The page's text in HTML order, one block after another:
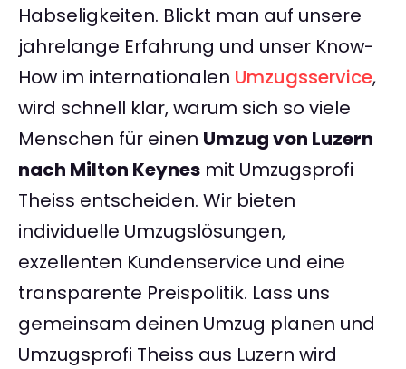
Habseligkeiten. Blickt man auf unsere
jahrelange Erfahrung und unser Know-
How im internationalen Umzugsservice,
wird schnell klar, warum sich so viele
Menschen für einen Umzug von Luzern
nach Milton Keynes mit Umzugsprofi
Theiss entscheiden. Wir bieten
individuelle Umzugslösungen,
exzellenten Kundenservice und eine
transparente Preispolitik. Lass uns
gemeinsam deinen Umzug planen und
Umzugsprofi Theiss aus Luzern wird